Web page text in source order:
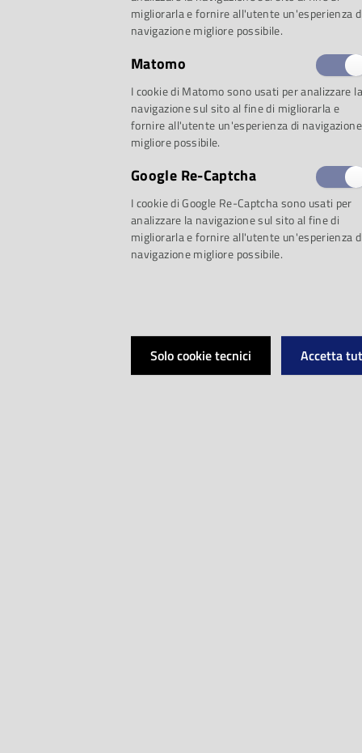
In occasione della
musica di Miecio
Musica e Musei
presentano un
scuole e le
apertura della
migliorarla e fornire all'utente un'esperienza
navigazione migliore possibile.
Matomo
I cookie di Matomo sono usati per analizzare la
navigazione sul sito al fine di migliorarla e
fornire all'utente un'esperienza di navigazione
migliore possibile.
Google Re-Captcha
I cookie di Google Re-Captcha sono usati per
analizzare la navigazione sul sito al fine di
migliorarla e fornire all'utente un'esperienza
navigazione migliore possibile.
Solo cookie tecnici Accetta